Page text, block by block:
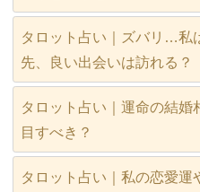
タロット占い｜ズバリ…私
先、良い出会いは訪れる？
タロット占い｜運命の結婚
目すべき？
タロット占い｜私の恋愛